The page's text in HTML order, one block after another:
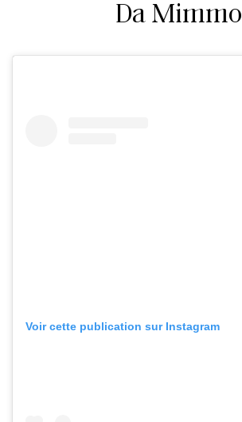
Da Mimmo
Voir cette publication sur Instagram